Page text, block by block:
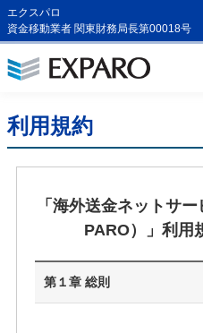
エクスパロ
資金移動業者 関東財務局長第00018号
利用規約
「海外送金ネットサ
PARO）」利用
第１章 総則